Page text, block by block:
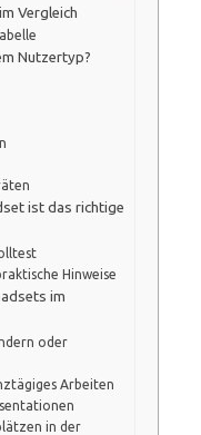
Vergleich
Nutzertyp?
ist das richtige
Hinweise
im
oder
Arbeiten
in der